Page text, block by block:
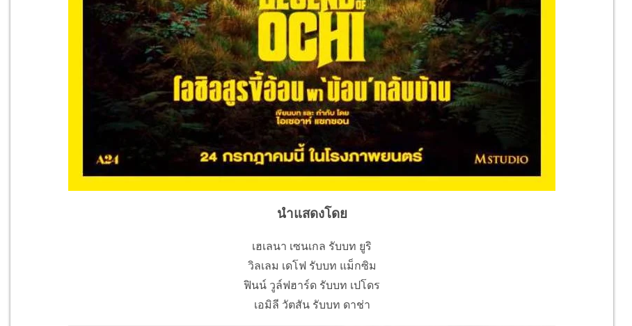
นำแสดงโดย
เฮเลนา เซนเกล รับบท ยูริ
วิลเลม เดโฟ รับบท แม็กซิม
ฟินน์ วูล์ฟฮาร์ด รับบท เปโดร
เอมิลี วัตสัน รับบท ดาช่า